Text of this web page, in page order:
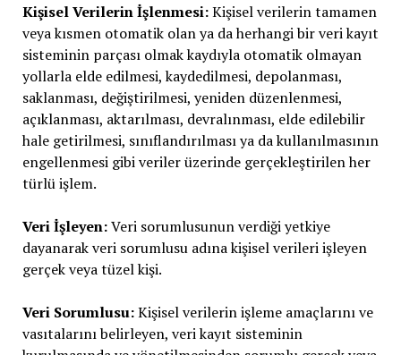
Kişisel Verilerin İşlenmesi:Kişisel verilerin tamamen
veya kısmen otomatik olan ya da herhangi bir veri kayıt
sisteminin parçası olmak kaydıyla otomatik olmayan
yollarla elde edilmesi, kaydedilmesi, depolanması,
saklanması, değiştirilmesi, yeniden düzenlenmesi,
açıklanması, aktarılması, devralınması, elde edilebilir
hale getirilmesi, sınıflandırılması ya da kullanılmasının
engellenmesi gibi veriler üzerinde gerçekleştirilen her
türlü işlem.
Veri İşleyen:Veri sorumlusunun verdiği yetkiye
dayanarak veri sorumlusu adına kişisel verileri işleyen
gerçek veya tüzel kişi.
Veri Sorumlusu:Kişisel verilerin işleme amaçlarını ve
vasıtalarını belirleyen, veri kayıt sisteminin